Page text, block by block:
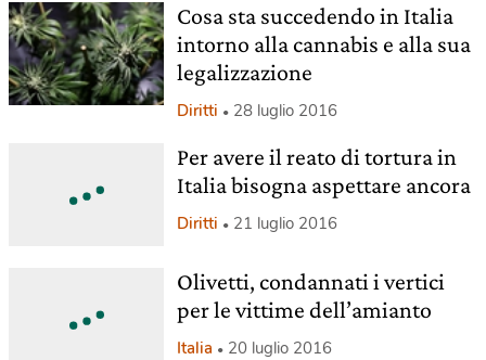
Cosa sta succedendo in Italia
intorno alla cannabis e alla sua
legalizzazione
Diritti 28 luglio 2016
Per avere il reato di tortura in
Italia bisogna aspettare ancora
Diritti 21 luglio 2016
Olivetti, condannati i vertici
per le vittime dell’amianto
Italia 20 luglio 2016